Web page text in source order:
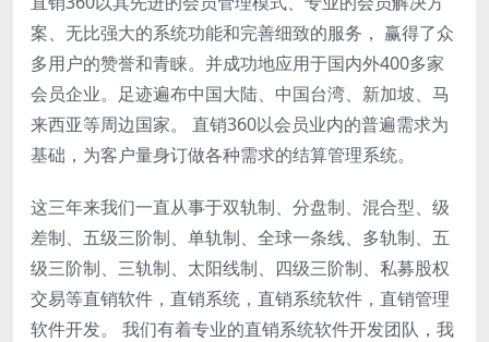
案、无比强大的系统功能和完善细致的服务， 赢得了众
多用户的赞誉和青睐。并成功地应用于国内外400多家
会员企业。足迹遍布中国大陆、中国台湾、新加坡、马
来西亚等周边国家。 直销360以会员业内的普遍需求为
基础，为客户量身订做各种需求的结算管理系统。
这三年来我们一直从事于双轨制、分盘制、混合型、级
差制、五级三阶制、单轨制、全球一条线、多轨制、五
级三阶制、三轨制、太阳线制、四级三阶制、私募股权
交易等直销软件，直销系统，直销系统软件，直销管理
软件开发。 我们有着专业的直销系统软件开发团队，我